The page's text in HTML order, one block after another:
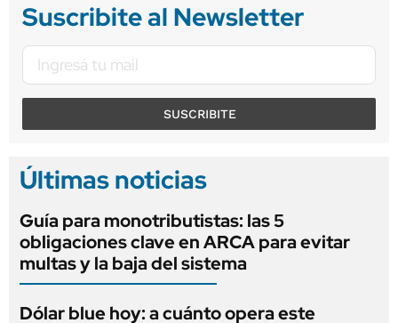
Suscribite al Newsletter
SUSCRIBITE
Últimas noticias
Guía para monotributistas: las 5
obligaciones clave en ARCA para evitar
multas y la baja del sistema
Dólar blue hoy: a cuánto opera este